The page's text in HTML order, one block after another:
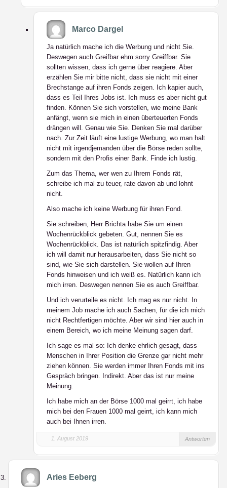
Marco Dargel
Ja natürlich mache ich die Werbung und nicht Sie.
Deswegen auch Greifbar ehm sorry Greiffbar. Sie
sollten wissen, dass ich gerne über reagiere. Aber
erzählen Sie mir bitte nicht, dass sie nicht mit einer
Brechstange auf ihren Fonds zeigen. Ich kapier auch,
dass es Teil Ihres Jobs ist. Ich muss es aber nicht gut
finden. Können Sie sich vorstellen, wie meine Bank
anfängt, wenn sie mich in einen überteuerten Fonds
drängen will. Genau wie Sie. Denken Sie mal darüber
nach. Zur Zeit läuft eine lustige Werbung, wo man halt
nicht mit irgendjemanden über die Börse reden sollte,
sondern mit den Profis einer Bank. Finde ich lustig.
Zum das Thema, wer wen zu Ihrem Fonds rät,
schreibe ich mal zu teuer, rate davon ab und lohnt
nicht.
Also mache ich keine Werbung für ihren Fond.
Sie schreiben, Herr Brichta habe Sie um einen
Wochenrückblick gebeten. Gut, nennen Sie es
Wochenrückblick. Das ist natürlich spitzfindig. Aber
ich will damit nur herausarbeiten, dass Sie nicht so
sind, wie Sie sich darstellen. Sie wollen auf Ihren
Fonds hinweisen und ich weiß es. Natürlich kann ich
mich irren. Deswegen nennen Sie es auch Greiffbar.
Und ich verurteile es nicht. Ich mag es nur nicht. In
meinem Job mache ich auch Sachen, für die ich mich
nicht Rechtfertigen möchte. Aber wir sind hier auch in
einem Bereich, wo ich meine Meinung sagen darf.
Ich sage es mal so: Ich denke ehrlich gesagt, dass
Menschen in Ihrer Position die Grenze gar nicht mehr
ziehen können. Sie werden immer Ihren Fonds mit ins
Gespräch bringen. Indirekt. Aber das ist nur meine
Meinung.
Ich habe mich an der Börse 1000 mal geirrt, ich habe
mich bei den Frauen 1000 mal geirrt, ich kann mich
auch bei Ihnen irren.
1. August 2019 Antworten
Aries Eeberg